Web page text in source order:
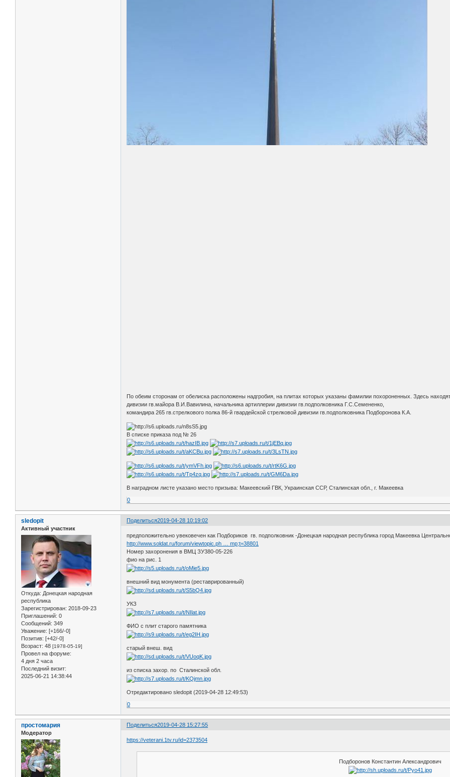
По обеим сторонам от обелиска расположены надгробия, на плитах которых указаны фамилии похороненных. Здесь
дивизии гв.майора В.И.Вавилина, начальника артиллерии дивизии гв.подполковника Г.С.Семененко,
командира 265 гв.стрелкового полка 86-й гвардейской стрелковой дивизии гв.подполковника Подборонова К.А.
В списке приказа под № 26
В наградном листе указано место призыва: Макеевский ГВК, Украинская ССР, Сталинская обл., г. Макеевка
0
Поделиться2019-04-28 10:19:02
sledopit
Активный участник
Откуда: Донецкая народная
республика
Зарегистрирован: 2018-09-23
Приглашений: 0
Сообщений: 349
Уважение: [+166/-0]
Позитив: [+42/-0]
Возраст: 48 [1978-05-19]
Провел на форуме:
4 дня 2 часа
Последний визит:
2025-06-21 14:38:44
предположительно увековечен как Подбориков гв. подполковник -Донецкая народная республика город Макеевка
http://www.soldat.ru/forum/viewtopic.ph … mp;t=38801
Номер захоронения в ВМЦ ЗУ380-05-226
фио на рис. 1
внешний вид монумента (реставрированный)
УКЗ
ФИО с плит старого памятника
старый внеш. вид
из списка захор. по Сталинской обл.
Отредактировано sledopit (2019-04-28 12:49:53)
0
Поделиться2019-04-28 15:27:55
простомария
Модератор
https://veterani.1tv.ru/id=2373504
Подборонов Константин Александрович